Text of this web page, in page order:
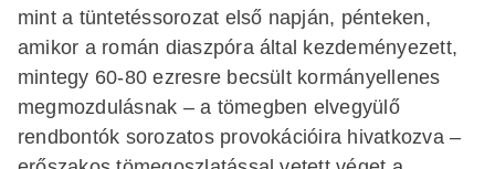
mint a tüntetéssorozat első napján, pénteken,
amikor a román diaszpóra által kezdeményezett,
mintegy 60-80 ezresre becsült kormányellenes
megmozdulásnak – a tömegben elvegyülő
rendbontók sorozatos provokációira hivatkozva –